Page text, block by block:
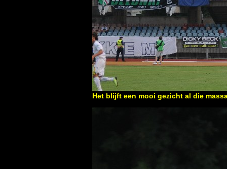
Het blijft een mooi gezicht al die